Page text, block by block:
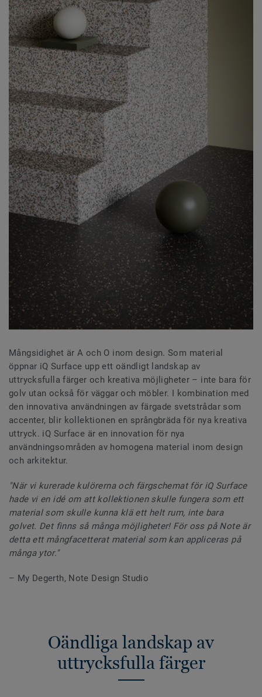
Mångsidighet är A och O inom design. Som material
öppnar iQ Surface upp ett oändligt landskap av
uttrycksfulla färger och kreativa möjligheter – inte bara för
golv utan också för väggar och möbler. I kombination med
den innovativa användningen av färgade svetstrådar som
accenter, blir kollektionen en språngbräda för nya kreativa
uttryck. iQ Surface är en innovation för nya
användningsområden av homogena material inom design
och arkitektur.
"När vi kurerade kulörerna och färgschemat för iQ Surface
hade vi en idé om att kollektionen skulle fungera som ett
material som skulle kunna klä ett helt rum, inte bara
golvet. Det finns så många möjligheter! För oss på Note är
detta ett mångfacetterat material som kan appliceras på
många ytor."
– My Degerth, Note Design Studio
Oändliga landskap av
uttrycksfulla färger